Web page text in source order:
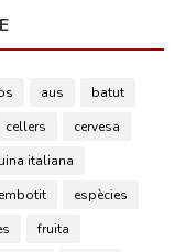
aus
batut
cellers
cervesa
italiana
embotit
espècies
fruita